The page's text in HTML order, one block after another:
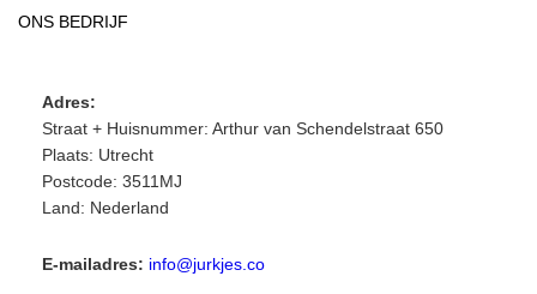
ONS BEDRIJF
Adres:
Straat + Huisnummer: Arthur van Schendelstraat 650
Plaats: Utrecht
Postcode: 3511MJ
Land: Nederland
E-mailadres: info@jurkjes.co